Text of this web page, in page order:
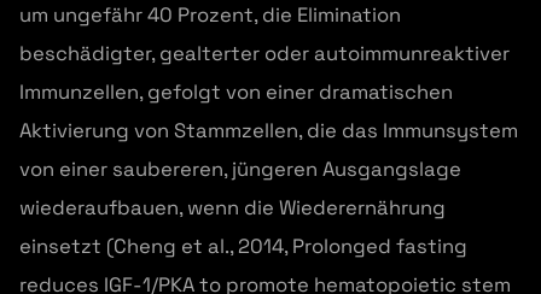
um ungefähr 40 Prozent, die Elimination
beschädigter, gealterter oder autoimmunreaktiver
Immunzellen, gefolgt von einer dramatischen
Aktivierung von Stammzellen, die das Immunsystem
von einer saubereren, jüngeren Ausgangslage
wiederaufbauen, wenn die Wiederernährung
einsetzt (Cheng et al., 2014, Prolonged fasting
reduces IGF-1/PKA to promote hematopoietic stem